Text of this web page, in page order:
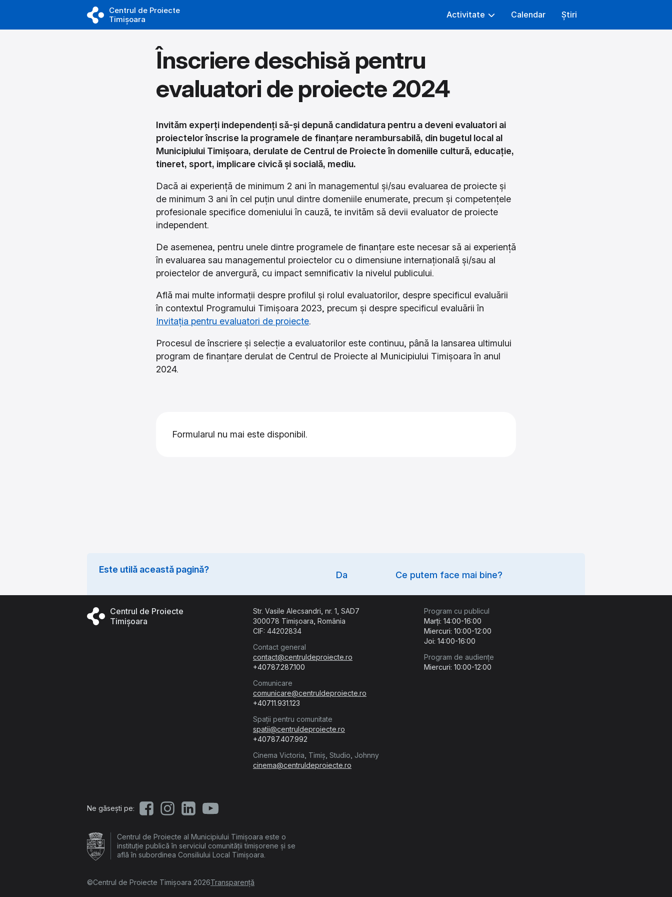
Centrul de Proiecte
Timișoara
Activitate Calendar Știri
Înscriere deschisă pentru
evaluatori de proiecte 2024
Invităm experți independenți să-și depună candidatura pentru a deveni evaluatori ai
proiectelor înscrise la programele de finanțare nerambursabilă, din bugetul local al
Municipiului Timișoara, derulate de Centrul de Proiecte în domeniile cultură, educație,
tineret, sport, implicare civică și socială, mediu.
Dacă ai experiență de minimum 2 ani în managementul și/sau evaluarea de proiecte și
de minimum 3 ani în cel puțin unul dintre domeniile enumerate, precum și competențele
profesionale specifice domeniului în cauză, te invităm să devii evaluator de proiecte
independent.
De asemenea, pentru unele dintre programele de finanțare este necesar să ai experiență
în evaluarea sau managementul proiectelor cu o dimensiune internațională și/sau al
proiectelor de anvergură, cu impact semnificativ la nivelul publicului.
Află mai multe informații despre profilul și rolul evaluatorilor, despre specificul evaluării
în contextul Programului Timișoara 2023, precum și despre specificul evaluării în
Invitația pentru evaluatori de proiecte.
Procesul de înscriere și selecție a evaluatorilor este continuu, până la lansarea ultimului
program de finanțare derulat de Centrul de Proiecte al Municipiului Timișoara în anul
2024.
Formularul nu mai este disponibil.
Este utilă această pagină?
Da Ce putem face mai bine?
Centrul de Proiecte
Timișoara
Str. Vasile Alecsandri, nr. 1, SAD7
300078 Timișoara, România
CIF: 44202834
Contact general
contact@centruldeproiecte.ro
+40787.287.100
Comunicare
comunicare@centruldeproiecte.ro
+40711.931.123
Spații pentru comunitate
spatii@centruldeproiecte.ro
+40787.407.992
Cinema Victoria, Timiș, Studio, Johnny
cinema@centruldeproiecte.ro
Program cu publicul
Marți: 14:00-16:00
Miercuri: 10:00-12:00
Joi: 14:00-16:00
Program de audiențe
Miercuri: 10:00-12:00
Ne găsești pe:
Centrul de Proiecte al Municipiului Timișoara este o
instituție publică în serviciul comunității timișorene și se
află în subordinea Consiliului Local Timișoara.
©Centrul de Proiecte Timișoara 2026Transparență